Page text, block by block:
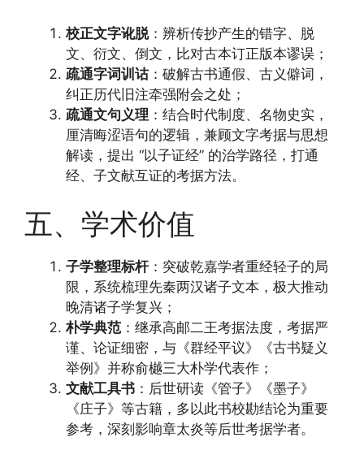
校正文字讹脱：辨析传抄产生的错字、脱
文、衍文、倒文，比对古本订正版本谬误；
疏通字词训诂：破解古书通假、古义僻词，
纠正历代旧注牵强附会之处；
疏通文句义理 ：结合时代制度、名物史实，
厘清晦涩语句的逻辑，兼顾文字考据与思想
解读，提出 “以子证经” 的治学路径，打通
经、子文献互证的考据方法。
五、学术价值
子学整理标杆：突破乾嘉学者重经轻子的局
限，系统梳理先秦两汉诸子文本，极大推动
晚清诸子学复兴；
朴学典范：继承高邮二王考据法度，考据严
谨、论证细密，与《群经平议》《古书疑义
举例》并称俞樾三大朴学代表作；
文献工具书 ：后世研读《管子》《墨子》
《庄子》等古籍，多以此书校勘结论为重要
参考，深刻影响章太炎等后世考据学者。